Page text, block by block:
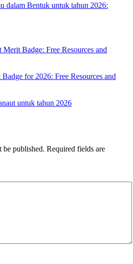
dalam Bentuk untuk tahun 2026:
Badge: Free Resources and
for 2026: Free Resources and
untuk tahun 2026
be published. Required fields are